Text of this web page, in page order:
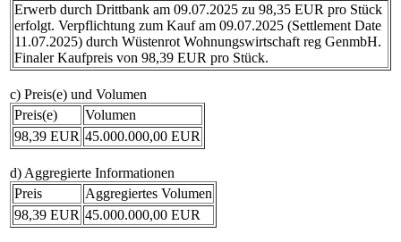
Erwerb durch Drittbank am 09.07.2025 zu 98,35 EUR pro Stück
erfolgt. Verpflichtung zum Kauf am 09.07.2025 (Settlement Date
11.07.2025) durch Wüstenrot Wohnungswirtschaft reg GenmbH.
Finaler Kaufpreis von 98,39 EUR pro Stück.
c) Preis(e) und Volumen
Preis(e)
Volumen
98,39 EUR 45.000.000,00 EUR
d) Aggregierte Informationen
Preis
Aggregiertes Volumen
98,39 EUR 45.000.000,00 EUR